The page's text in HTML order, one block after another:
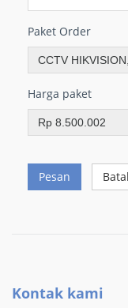
Paket Order
Harga paket
Pesan Batal
Kontak kami